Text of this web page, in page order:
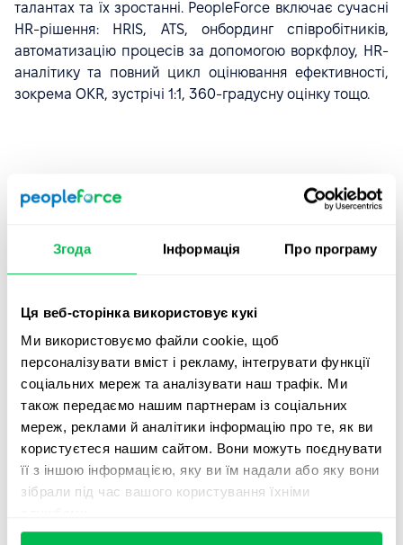
Згода Інформація Про програму
Ця веб-сторінка використовує кукі
Ми використовуємо файли cookie, щоб
персоналізувати вміст і рекламу, інтегрувати функції
соціальних мереж та аналізувати наш трафік. Ми
також передаємо нашим партнерам із соціальних
мереж, реклами й аналітики інформацію про те, як ви
користуєтеся нашим сайтом. Вони можуть поєднувати
її з іншою інформацією, яку ви їм надали або яку вони
зібрали під час вашого користування їхніми
талантах та їх зростанні. PeopleForce включає сучасні
HR-рішення: HRIS, ATS, онбординг співробітників,
автоматизацію процесів за допомогою воркфлоу, HR-
аналітику та повний цикл оцінювання ефективності,
зокрема OKR, зустрічі 1:1, 360-градусну оцінку тощо.
необхідні HR-інструменти
Керуйте повним життєвим циклом
співробітника — від першої співбесіди до
фінального офбордингу — без перемикання між
вкладками та втрати даних.
Замовити демо